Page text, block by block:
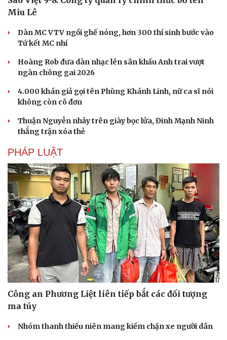
Di sản
Miu Lê
Dàn MC VTV ngồi ghế nóng, hơn 300 thí sinh bước vào
Tứ kết MC nhí
Hoàng Rob đưa dàn nhạc lên sân khấu Anh trai vượt
ngàn chông gai 2026
4.000 khán giả gọi tên Phùng Khánh Linh, nữ ca sĩ nói
không còn cô đơn
Thuận Nguyễn nhảy trên giày bọc lửa, Đinh Mạnh Ninh
thắng trận xóa thẻ
PHÁP LUẬT
Công an Phương Liệt liên tiếp bắt các đối tượng
ma túy
Nhóm thanh thiếu niên mang kiếm chặn xe người dân